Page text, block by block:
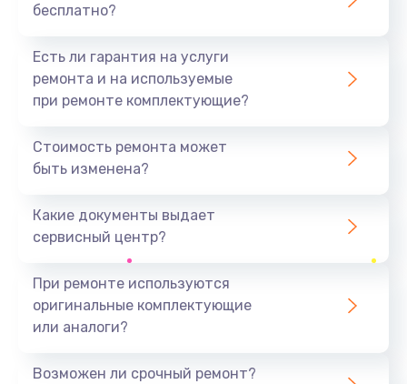
бесплатно?
Есть ли гарантия на услуги
ремонта и на используемые
при ремонте комплектующие?
Стоимость ремонта может
быть изменена?
Какие документы выдает
сервисный центр?
При ремонте используются
оригинальные комплектующие
или аналоги?
Возможен ли срочный ремонт?